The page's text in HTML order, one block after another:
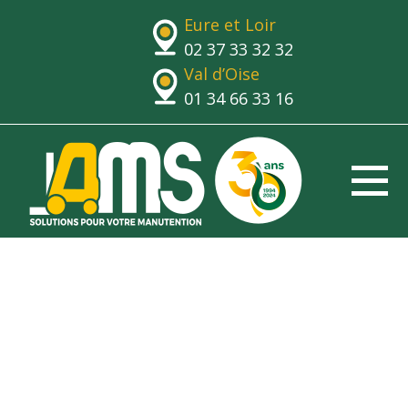
Eure et Loir
02 37 33 32 32
Val d’Oise
01 34 66 33 16